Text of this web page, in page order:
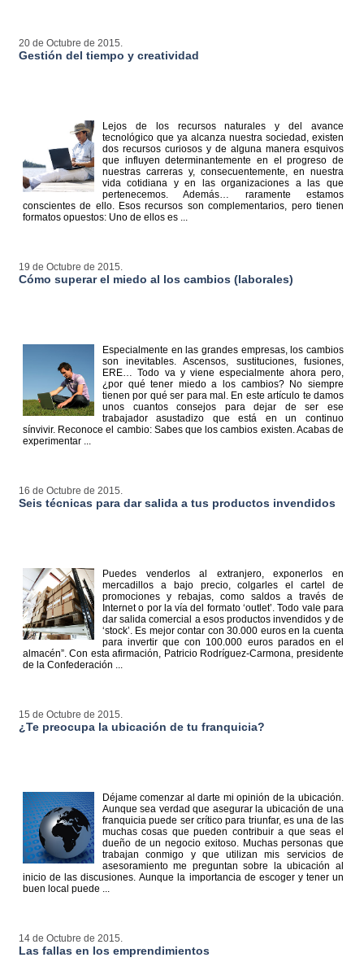
20 de Octubre de 2015.
Gestión del tiempo y creatividad
Lejos de los recursos naturales y del avance
tecnológico que ya alcanza nuestra sociedad, existen
dos recursos curiosos y de alguna manera esquivos
que influyen determinantemente en el progreso de
nuestras carreras y, consecuentemente, en nuestra
vida cotidiana y en las organizaciones a las que
pertenecemos. Además… raramente estamos
conscientes de ello. Esos recursos son complementarios, pero tienen
formatos opuestos: Uno de ellos es ...
19 de Octubre de 2015.
Cómo superar el miedo al los cambios (laborales)
Especialmente en las grandes empresas, los cambios
son inevitables. Ascensos, sustituciones, fusiones,
ERE… Todo va y viene especialmente ahora pero,
¿por qué tener miedo a los cambios? No siempre
tienen por qué ser para mal. En este artículo te damos
unos cuantos consejos para dejar de ser ese
trabajador asustadizo que está en un continuo
sínvivir. Reconoce el cambio: Sabes que los cambios existen. Acabas de
experimentar ...
16 de Octubre de 2015.
Seis técnicas para dar salida a tus productos invendidos
Puedes venderlos al extranjero, exponerlos en
mercadillos a bajo precio, colgarles el cartel de
promociones y rebajas, como saldos a través de
Internet o por la vía del formato ‘outlet’. Todo vale para
dar salida comercial a esos productos invendidos y de
‘stock’. Es mejor contar con 30.000 euros en la cuenta
para invertir que con 100.000 euros parados en el
almacén”. Con esta afirmación, Patricio Rodríguez-Carmona, presidente
de la Confederación ...
15 de Octubre de 2015.
¿Te preocupa la ubicación de tu franquicia?
Déjame comenzar al darte mi opinión de la ubicación.
Aunque sea verdad que asegurar la ubicación de una
franquicia puede ser crítico para triunfar, es una de las
muchas cosas que pueden contribuir a que seas el
dueño de un negocio exitoso. Muchas personas que
trabajan conmigo y que utilizan mis servicios de
asesoramiento me preguntan sobre la ubicación al
inicio de las discusiones. Aunque la importancia de escoger y tener un
buen local puede ...
14 de Octubre de 2015.
Las fallas en los emprendimientos